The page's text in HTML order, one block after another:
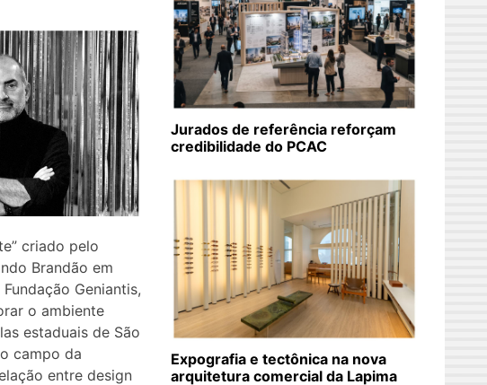
criado pelo
Brandão em
Geniantis,
o ambiente
estaduais de São
campo da
entre design
Jurados de referência reforçam
credibilidade do PCAC
Expografia e tectônica na nova
arquitetura comercial da Lapima